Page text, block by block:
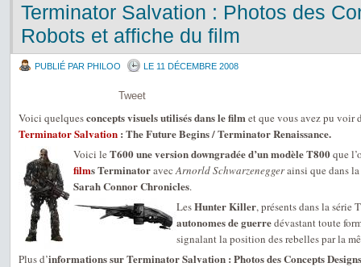
Terminator Salvation : Photos des
Robots et affiche du film
PUBLIÉ PAR PHILOO LE 11 DÉCEMBRE 2008
Tweet
Voici quelquesconcepts visuels utilisés dans le filmet que vous avez pu voir
Terminator Salvation : The Future Begins / Terminator Renaissance.
Voici le T600 une version downgradée d’un modèle T800que
films TerminatoravecArnorld Schwarzeneggerainsi que dans
Sarah Connor Chronicles.
LesHunter Killer, présents dans la série
autonomes de guerredévastant toute
signalant la position des rebelles par la
Plus d’informations sur Terminator Salvation : Photos des Concepts